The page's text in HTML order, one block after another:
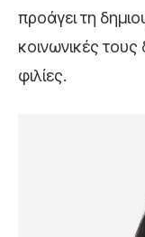
προάγει τη
κοινωνικές τους
φιλίες.